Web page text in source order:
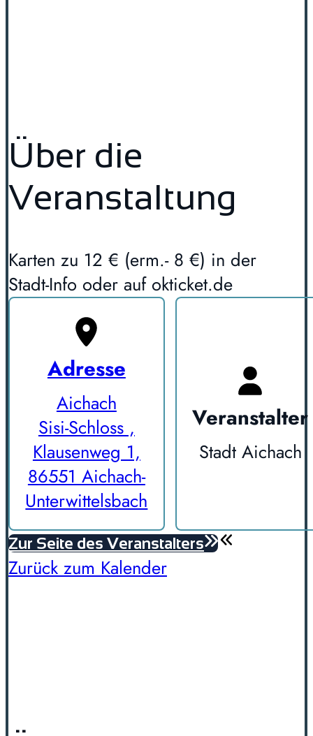
Über die
Veranstaltung
Karten zu 12 € (erm.- 8 €) in der
Stadt-Info oder auf okticket.de
Adresse
Aichach
Sisi-Schloss ,
Klausenweg 1,
86551 Aichach-
Unterwittelsbach
Veranstalter
Stadt Aichach
Zur Seite des Veranstalters
Zurück zum Kalender